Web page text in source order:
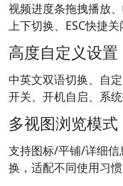
视频进度条拖拽播放
上下切换、ESC快捷关
高度自定义设置
中英文双语切换、自
开关、开机自启、系统
多视图浏览模式
支持图标/平铺/详细信
换，适配不同使用习惯